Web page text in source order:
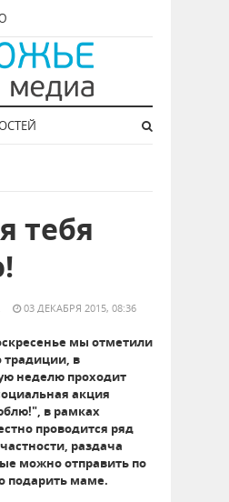
тебя
03 ДЕКАБРЯ 2015, 08:36
мы отметили
в
неделю проходит
акция
в рамках
проводится ряд
раздача
можно отправить по
подарить маме.